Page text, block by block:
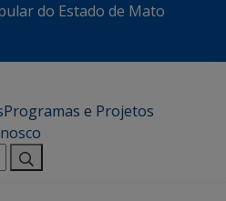
do Estado de Mato
Programas e Projetos